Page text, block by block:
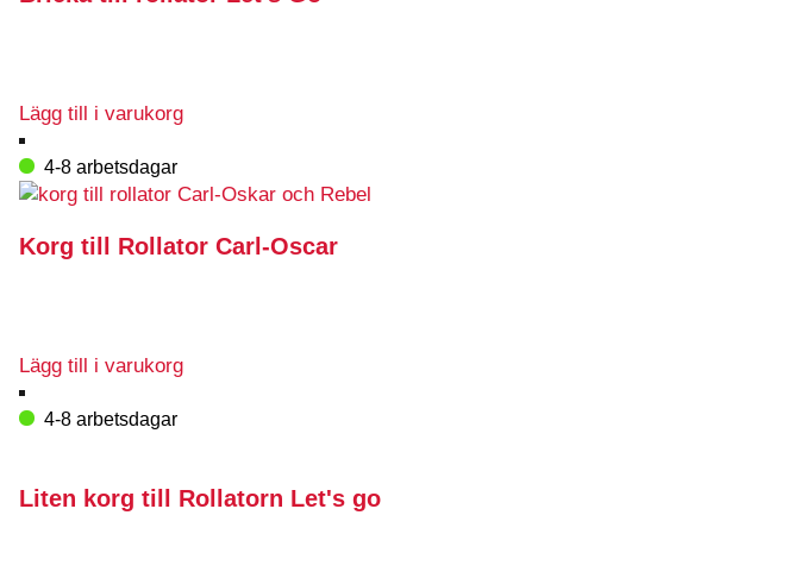
Lägg till i varukorg
4-8 arbetsdagar
Korg till Rollator Carl-Oscar
Lägg till i varukorg
4-8 arbetsdagar
Liten korg till Rollatorn Let's go